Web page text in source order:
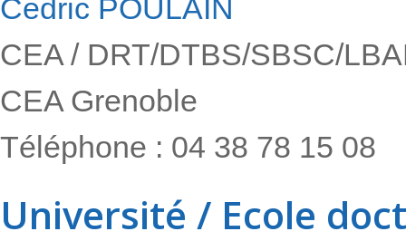
Cedric POULAIN
CEA / DRT/DTBS/SBSC/
CEA Grenoble
Téléphone : 04 38 78 15 08
Université / Ecole